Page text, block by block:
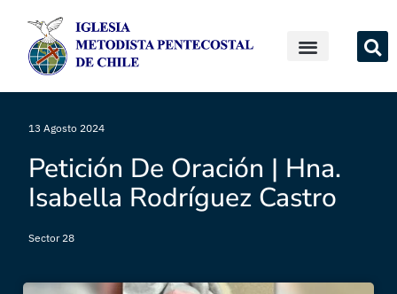
13 Agosto 2024
Petición De Oración | Hna.
Isabella Rodríguez Castro
Sector 28